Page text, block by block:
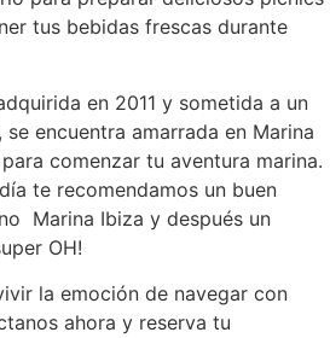
tus bebidas frescas durante
en 2011 y sometida a un
encuentra amarrada en Marina
comenzar tu aventura marina.
te recomendamos un buen
Marina Ibiza y después un
OH!
la emoción de navegar con
ahora y reserva tu